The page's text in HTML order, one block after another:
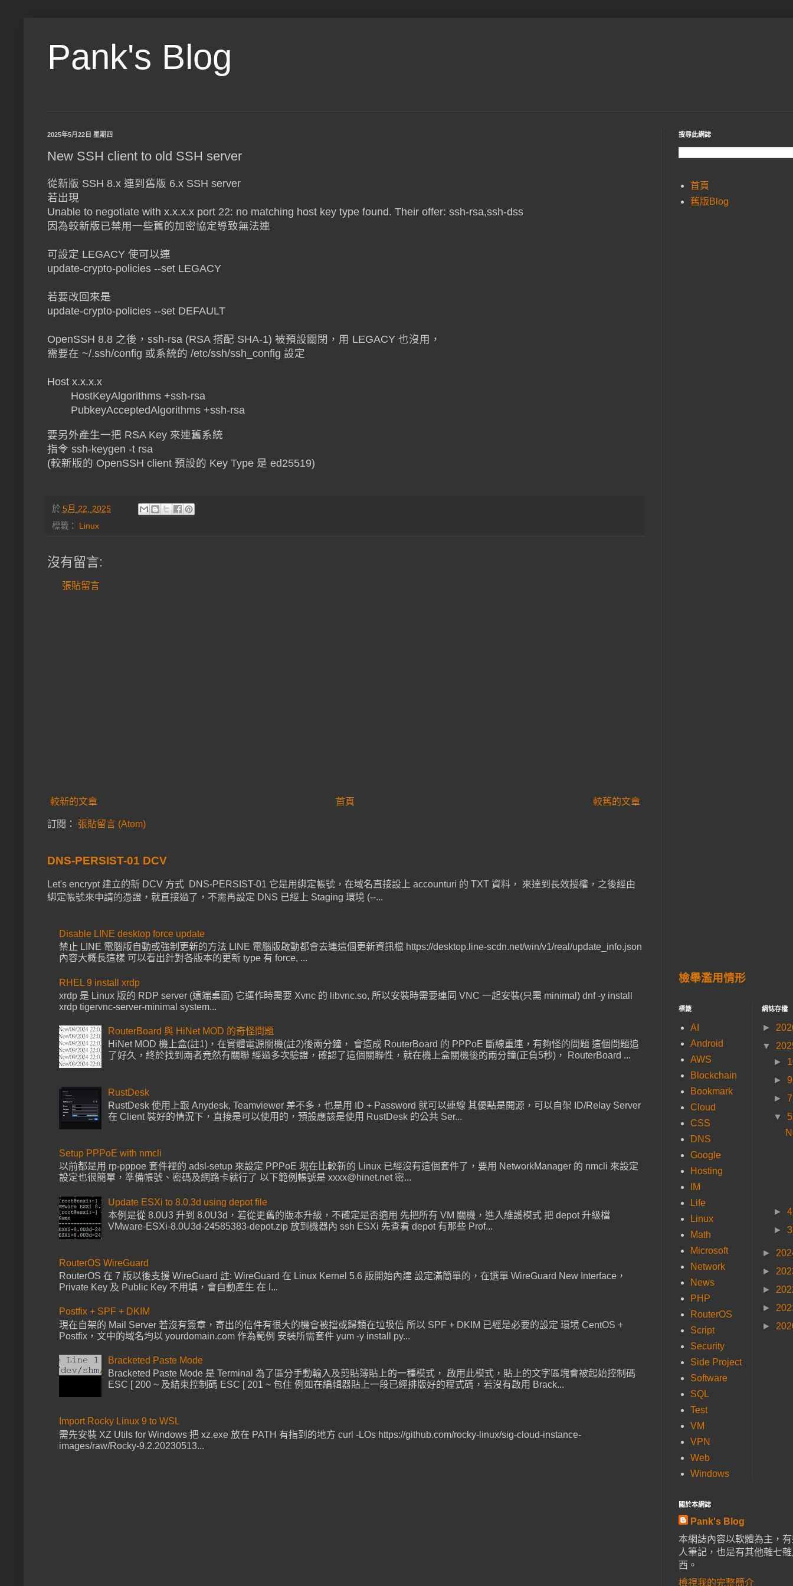
Pank's Blog
2025年5月22日 星期四
New SSH client to old SSH server
從新版 SSH 8.x 連到舊版 6.x SSH server
若出現
Unable to negotiate with x.x.x.x port 22: no matching host key type found. Their offer: ssh-rsa,ssh-dss
因為較新版已禁用一些舊的加密協定導致無法連
可設定 LEGACY 使可以連
update-crypto-policies --set LEGACY
若要改回來是
update-crypto-policies --set DEFAULT
OpenSSH 8.8 之後，ssh-rsa (RSA 搭配 SHA-1) 被預設關閉，用 LEGACY 也沒用，
需要在 ~/.ssh/config 或系統的 /etc/ssh/ssh_config 設定
Host x.x.x.x
HostKeyAlgorithms +ssh-rsa
PubkeyAcceptedAlgorithms +ssh-rsa
要另外產生一把 RSA Key 來連舊系統
指令 ssh-keygen -t rsa
(較新版的 OpenSSH client 預設的 Key Type 是 ed25519)
於 5月 22, 2025
標籤： Linux
沒有留言:
張貼留言
較新的文章 較舊的文章
首頁
訂閱： 張貼留言 (Atom)
DNS-PERSIST-01 DCV
Let's encrypt 建立的新 DCV 方式 DNS-PERSIST-01 它是用綁定帳號，在域名直接設上 accounturi 的 TXT 資料， 來達到長效授權，之後經由
綁定帳號來申請的憑證，就直接過了，不需再設定 DNS 已經上 Staging 環境 (--...
Disable LINE desktop force update
禁止 LINE 電腦版自動或強制更新的方法 LINE 電腦版啟動都會去連這個更新資訊檔 https://desktop.line-scdn.net/win/v1/real/update_info.json
內容大概長這樣 可以看出針對各版本的更新 type 有 force, ...
RHEL 9 install xrdp
xrdp 是 Linux 版的 RDP server (遠端桌面) 它運作時需要 Xvnc 的 libvnc.so, 所以安裝時需要連同 VNC 一起安裝(只需 minimal) dnf -y install
xrdp tigervnc-server-minimal system...
RouterBoard 與 HiNet MOD 的奇怪問題
HiNet MOD 機上盒(註1)，在實體電源關機(註2)後兩分鐘， 會造成 RouterBoard 的 PPPoE 斷線重連，有夠怪的問題 這個問題追
了好久，終於找到兩者竟然有關聯 經過多次驗證，確認了這個關聯性，就在機上盒關機後的兩分鐘(正負5秒)， RouterBoard ...
RustDesk
RustDesk 使用上跟 Anydesk, Teamviewer 差不多，也是用 ID + Password 就可以連線 其優點是開源，可以自架 ID/Relay Server
在 Client 裝好的情況下，直接是可以使用的，預設應該是使用 RustDesk 的公共 Ser...
Setup PPPoE with nmcli
以前都是用 rp-pppoe 套件裡的 adsl-setup 來設定 PPPoE 現在比較新的 Linux 已經沒有這個套件了，要用 NetworkManager 的 nmcli 來設定
設定也很簡單，準備帳號、密碼及網路卡就行了 以下範例帳號是 xxxx@hinet.net 密...
Update ESXi to 8.0.3d using depot file
本例是從 8.0U3 升到 8.0U3d，若從更舊的版本升級，不確定是否適用 先把所有 VM 關機，進入維護模式 把 depot 升級檔
VMware-ESXi-8.0U3d-24585383-depot.zip 放到機器內 ssh ESXi 先查看 depot 有那些 Prof...
RouterOS WireGuard
RouterOS 在 7 版以後支援 WireGuard 註: WireGuard 在 Linux Kernel 5.6 版開始內建 設定滿簡單的，在選單 WireGuard New Interface，
Private Key 及 Public Key 不用填，會自動產生 在 I...
Postfix + SPF + DKIM
現在自架的 Mail Server 若沒有簽章，寄出的信件有很大的機會被擋或歸類在垃圾信 所以 SPF + DKIM 已經是必要的設定 環境 CentOS +
Postfix，文中的域名均以 yourdomain.com 作為範例 安裝所需套件 yum -y install py...
Bracketed Paste Mode
Bracketed Paste Mode 是 Terminal 為了區分手動輸入及剪貼簿貼上的一種模式， 啟用此模式，貼上的文字區塊會被起始控制碼
ESC [ 200 ~ 及結束控制碼 ESC [ 201 ~ 包住 例如在編輯器貼上一段已經排版好的程式碼，若沒有啟用 Brack...
Import Rocky Linux 9 to WSL
需先安裝 XZ Utils for Windows 把 xz.exe 放在 PATH 有指到的地方 curl -LOs https://github.com/rocky-linux/sig-cloud-instance-
images/raw/Rocky-9.2.20230513...
搜尋此網誌
首頁
舊版Blog
檢舉濫用情形
標籤
AI
Android
AWS
Blockchain
Bookmark
Cloud
CSS
DNS
Google
Hosting
IM
Life
Linux
Math
Microsoft
Network
News
PHP
RouterOS
Script
Security
Side Project
Software
SQL
Test
VM
VPN
Web
Windows
網誌存檔
►
▼
►
►
►
▼
►
►
►
►
►
►
►
關於本網誌
Pank's Blog
本網誌內容以軟體為主，
人筆記，也是有其他雜七
西。
檢視我的完整簡介